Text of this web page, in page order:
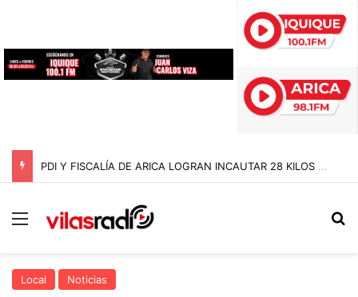
PDI Y FISCALÍA DE ARICA LOGRAN INCAUTAR 28 KILOS DE MARIHUANA OCULTOS EN UN CAMIÓN DE ALTO TONELAJE EN CHUNGARÁ
Menú
Local Noticias